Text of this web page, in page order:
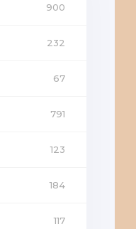
900
232
67
791
123
184
117